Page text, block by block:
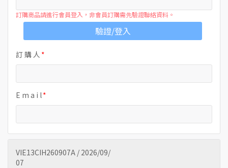
訂購商品請進行會員登入，非會員訂購需先驗證聯絡資料。
驗證/登入
訂 購 人
E m a i l
VIE13CIH260907A / 2026/09/
07